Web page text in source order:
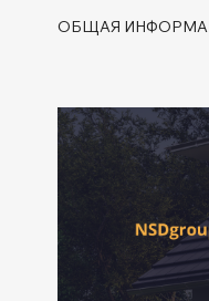
ОБЩАЯ